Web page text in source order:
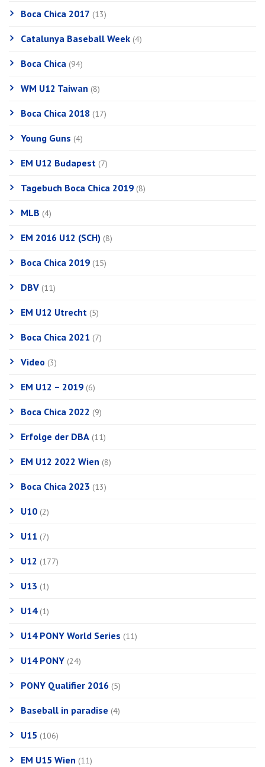
Boca Chica 2017 (13)
Catalunya Baseball Week (4)
Boca Chica (94)
WM U12 Taiwan (8)
Boca Chica 2018 (17)
Young Guns (4)
EM U12 Budapest (7)
Tagebuch Boca Chica 2019 (8)
MLB (4)
EM 2016 U12 (SCH) (8)
Boca Chica 2019 (15)
DBV (11)
EM U12 Utrecht (5)
Boca Chica 2021 (7)
Video (3)
EM U12 – 2019 (6)
Boca Chica 2022 (9)
Erfolge der DBA (11)
EM U12 2022 Wien (8)
Boca Chica 2023 (13)
U10 (2)
U11 (7)
U12 (177)
U13 (1)
U14(1)
U14 PONY World Series (11)
U14 PONY (24)
PONY Qualifier 2016 (5)
Baseball in paradise (4)
U15 (106)
EM U15 Wien (11)